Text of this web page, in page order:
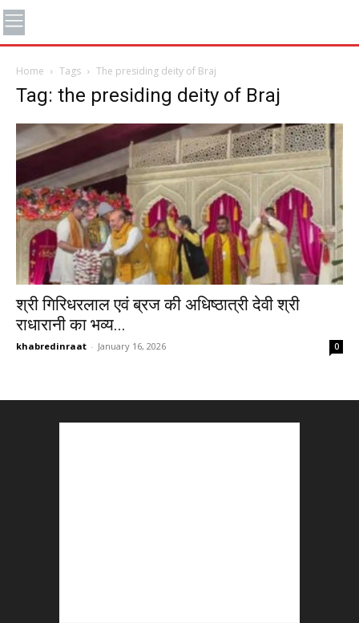
Home Tags The presiding deity of Braj
Tag: the presiding deity of Braj
श्री गिरिधरलाल एवं ब्रज की अधिष्ठात्री देवी श्री
राधारानी का भव्य...
khabredinraat - January 16, 2026 0